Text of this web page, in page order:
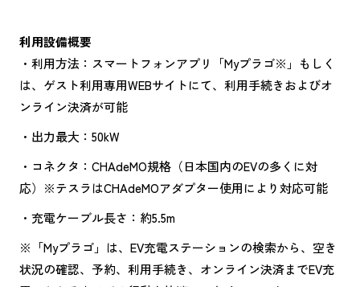
利用設備概要
・利用方法：スマートフォンアプリ「Myプラゴ※」もしく
は、ゲスト利用専用WEBサイトにて、利用手続きおよびオ
ンライン決済が可能
・出力最大：50kW
・コネクタ：CHAdeMO規格（日本国内のEVの多くに対
応）※テスラはCHAdeMOアダプター使用により対応可能
・充電ケーブル長さ：約5.5m
※「Myプラゴ」は、EV充電ステーションの検索から、空き
状況の確認、予約、利用手続き、オンライン決済までEV充